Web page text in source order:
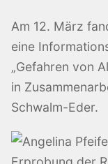
Am 12. März
eine
„Gefahren von
in
Schwalm-Eder.